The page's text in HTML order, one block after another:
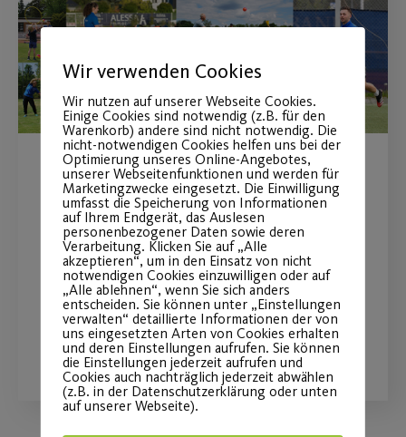
Wiederaufnahme des
Outdoor-Sportbetriebs
Endlich geht es wieder los mit
Outdoor-Sport!
WEITERLESEN
Wir verwenden Cookies
Wir nutzen auf unserer Webseite Cookies.
Einige Cookies sind notwendig (z.B. für den
Warenkorb) andere sind nicht notwendig. Die
nicht-notwendigen Cookies helfen uns bei der
Optimierung unseres Online-Angebotes,
unserer Webseitenfunktionen und werden für
Marketingzwecke eingesetzt. Die Einwilligung
umfasst die Speicherung von Informationen
auf Ihrem Endgerät, das Auslesen
personenbezogener Daten sowie deren
Verarbeitung. Klicken Sie auf „Alle
akzeptieren“, um in den Einsatz von nicht
notwendigen Cookies einzuwilligen oder auf
„Alle ablehnen“, wenn Sie sich anders
entscheiden. Sie können unter „Einstellungen
verwalten“ detaillierte Informationen der von
uns eingesetzten Arten von Cookies erhalten
und deren Einstellungen aufrufen. Sie können
die Einstellungen jederzeit aufrufen und
Cookies auch nachträglich jederzeit abwählen
(z.B. in der Datenschutzerklärung oder unten
auf unserer Webseite).